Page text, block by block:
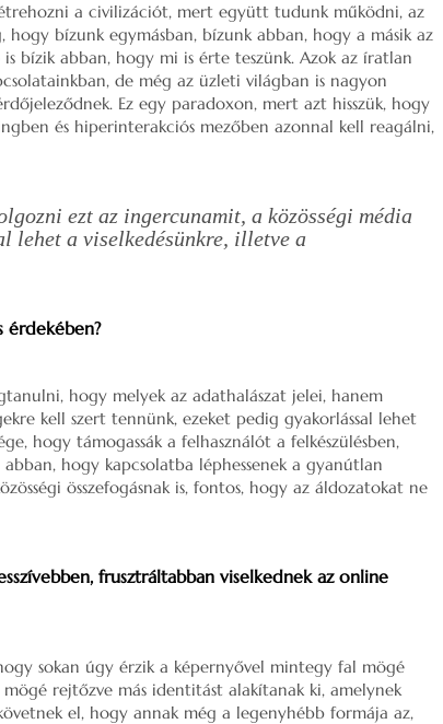
a civilizációt, mert együtt tudunk működni, az
bízunk egymásban, bízunk abban, hogy a másik az
bízik abban, hogy mi is érte teszünk. Azok az íratlan
de még az üzleti világban is nagyon
Ez egy paradoxon, mert azt hisszük, hogy
és hiperinterakciós mezőben azonnal kell reagálni,
ezt az ingercunamit, a közösségi média
lehet a viselkedésünkre, illetve a
érdekében?
hogy melyek az adathalászat jelei, hanem
kell szert tennünk, ezeket pedig gyakorlással lehet
hogy támogassák a felhasználót a felkészülésben,
hogy kapcsolatba léphessenek a gyanútlan
összefogásnak is, fontos, hogy az áldozatokat ne
frusztráltabban viselkednek az online
sokan úgy érzik a képernyővel mintegy fal mögé
rejtőzve más identitást alakítanak ki, amelynek
el, hogy annak még a legenyhébb formája az,